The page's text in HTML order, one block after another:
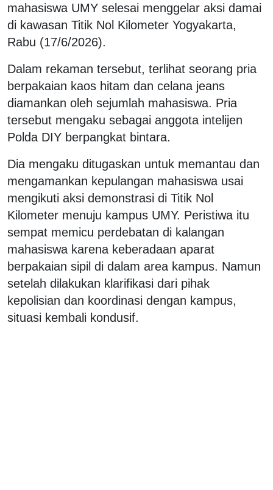
mahasiswa UMY selesai menggelar aksi damai
di kawasan Titik Nol Kilometer Yogyakarta,
Rabu (17/6/2026).
Dalam rekaman tersebut, terlihat seorang pria
berpakaian kaos hitam dan celana jeans
diamankan oleh sejumlah mahasiswa. Pria
tersebut mengaku sebagai anggota intelijen
Polda DIY berpangkat bintara.
Dia mengaku ditugaskan untuk memantau dan
mengamankan kepulangan mahasiswa usai
mengikuti aksi demonstrasi di Titik Nol
Kilometer menuju kampus UMY. Peristiwa itu
sempat memicu perdebatan di kalangan
mahasiswa karena keberadaan aparat
berpakaian sipil di dalam area kampus. Namun
setelah dilakukan klarifikasi dari pihak
kepolisian dan koordinasi dengan kampus,
situasi kembali kondusif.